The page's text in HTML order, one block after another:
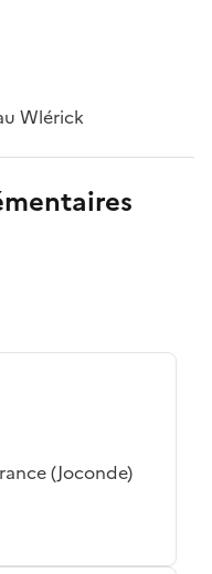
Wlérick
(Joconde)